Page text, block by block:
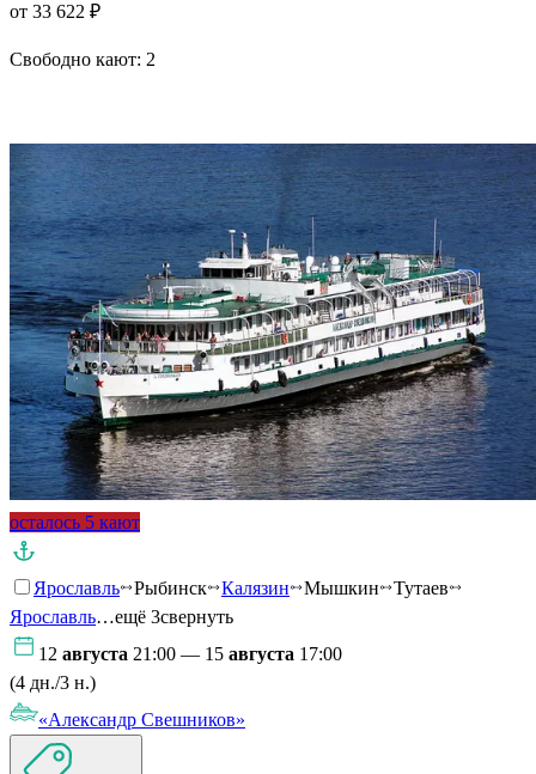
от 33 622 ₽
Свободно кают: 2
осталось 5 кают
Ярославль Рыбинск Калязин Мышкин
Тутаев
Ярославль…ещё 3свернуть
12 августа 21:00 — 15 августа 17:00
(4 дн./3 н.)
«Александр Свешников»